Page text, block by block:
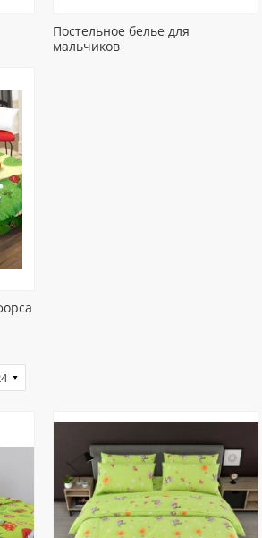
Постельное белье для
мальчиков